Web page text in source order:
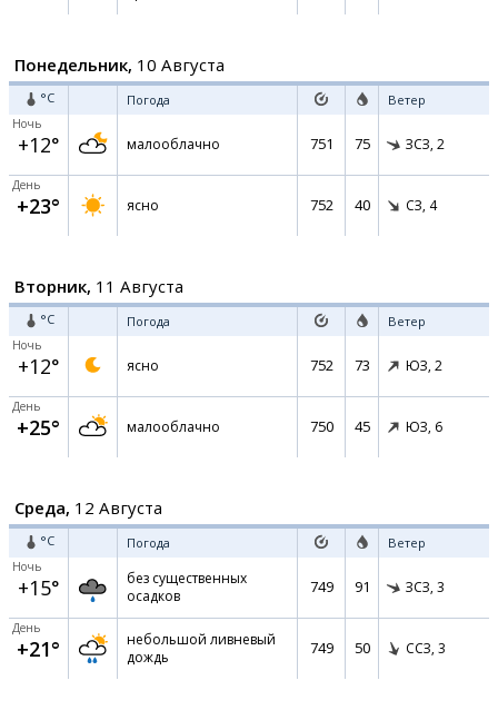
Понедельник, 10 Августа
°C Погода Ветер
Ночь
+12° малооблачно 751 75 ЗСЗ, 2
День
+23° ясно 752 40 СЗ, 4
Вторник, 11 Августа
°C Погода Ветер
Ночь
+12° ясно 752 73 ЮЗ, 2
День
+25° малооблачно 750 45 ЮЗ, 6
Среда, 12 Августа
°C Погода Ветер
Ночь
+15°
без существенных
осадков
749 91 ЗСЗ, 3
День
+21°
небольшой ливневый
дождь
749 50 ССЗ, 3